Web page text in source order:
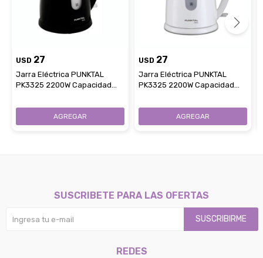
USD 27
Jarra Eléctrica PUNKTAL
PK3325 2200W Capacidad
USD 27
Jarra Eléctrica PUNKTAL
PK3325 2200W Capacidad
SUSCRIBETE PARA LAS OFERTAS
SUSCRIBIRME
REDES